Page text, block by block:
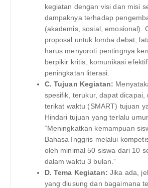
kegiatan dengan visi dan misi
dampaknya terhadap
(akademis, sosial, emosional).
proposal untuk lomba debat,
harus menyoroti pentingnya
berpikir kritis, komunikasi
peningkatan literasi.
C. Tujuan Kegiatan:
spesifik, terukur, dapat dicapai,
terikat waktu (SMART) tujuan
Hindari tujuan yang terlalu
“Meningkatkan kemampuan
Bahasa Inggris melalui
oleh minimal 50 siswa dari 10
dalam waktu 3 bulan.”
D. Tema Kegiatan: Jika ada,
yang diusung dan bagaimana